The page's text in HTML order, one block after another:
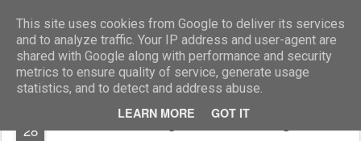
This site uses cookies from Google to deliver its services
and to analyze traffic. Your IP address and user-agent are
shared with Google along with performance and security
metrics to ensure quality of service, generate usage
statistics, and to detect and address abuse.
LEARN MORE GOT IT
Marcellino Radogna - Fotonotizie per la stampa
28 Maurizio Fugatti e Vittorio Sgarbi